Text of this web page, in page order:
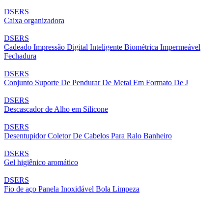
DSERS
Caixa organizadora
DSERS
Cadeado Impressão Digital Inteligente Biométrica Impermeável
Fechadura
DSERS
Conjunto Suporte De Pendurar De Metal Em Formato De J
DSERS
Descascador de Alho em Silicone
DSERS
Desentupidor Coletor De Cabelos Para Ralo Banheiro
DSERS
Gel higiênico aromático
DSERS
Fio de aço Panela Inoxidável Bola Limpeza